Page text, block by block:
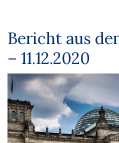
Bericht aus
– 11.12.2020